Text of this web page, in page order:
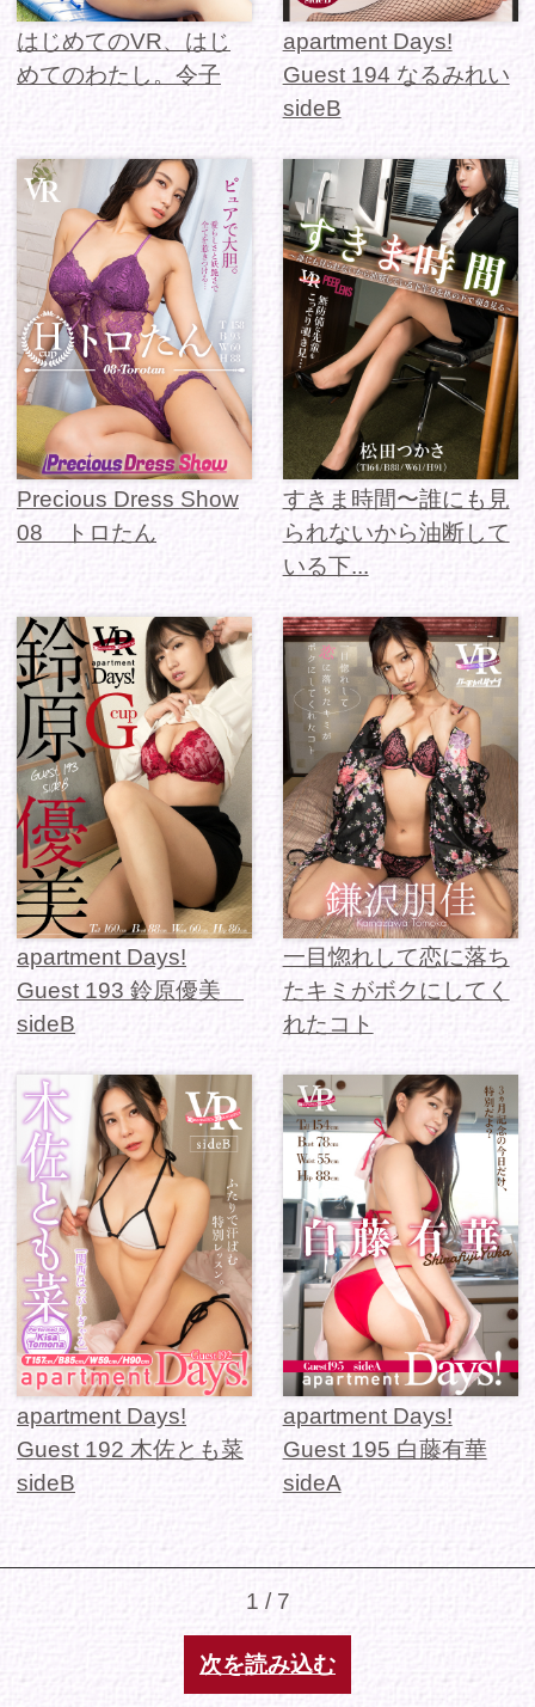
Precious Dress Show
すきま時間〜誰にも見
られないから油断して
apartment Days!
Guest 193 鈴原優美
sideB
一目惚れして恋に落ち
たキミがボクにしてく
れたコト
apartment Days!
Guest 192 木佐とも菜
sideB
apartment Days!
Guest 195 白藤有華
sideA
1 / 7
次を読み込む
シリーズから選ぶ
ゾーンから選ぶ